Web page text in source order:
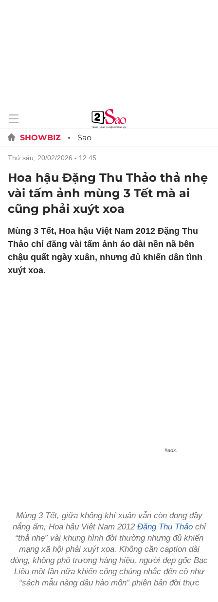
SHOWBIZ Sao
thứ sáu, 20/02/2026 - 12:45
Hoa hậu Đặng Thu Thảo thả nhẹ
vài tấm ảnh mùng 3 Tết mà ai
cũng phải xuýt xoa
Mùng 3 Tết, Hoa hậu Việt Nam 2012 Đặng Thu
Thảo chỉ đăng vài tấm ảnh áo dài nền nã bên
chậu quất ngày xuân, nhưng đủ khiến dân tình
xuýt xoa.
#adx.
Mùng 3 Tết, giữa không khí xuân vẫn còn đong đầy
nắng ấm, Hoa hậu Việt Nam 2012 Đặng Thu Thảochỉ
“thả nhẹ” vài khung hình đời thường nhưng đủ khiến
mạng xã hội phải xuýt xoa. Không cần caption dài
dòng, không phô trương hàng hiệu, người đẹp gốc Bạc
Liêu một lần nữa khiến công chúng nhắc đến cô như
“sách mẫu nàng dâu hào môn” phiên bản đời thực